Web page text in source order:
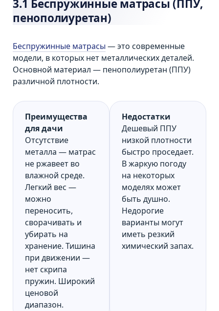
3.1 Беспружинные матрасы (ППУ,
пенополиуретан)
Беспружинные матрасы — это современные
модели, в которых нет металлических деталей.
Основной материал — пенополиуретан (ППУ)
различной плотности.
Преимущества
для дачи
Отсутствие
металла — матрас
не ржавеет во
влажной среде.
Легкий вес —
можно
переносить,
сворачивать и
убирать на
хранение. Тишина
при движении —
нет скрипа
пружин. Широкий
ценовой
диапазон.
Недостатки
Дешевый ППУ
низкой плотности
быстро проседает.
В жаркую погоду
на некоторых
моделях может
быть душно.
Недорогие
варианты могут
иметь резкий
химический запах.